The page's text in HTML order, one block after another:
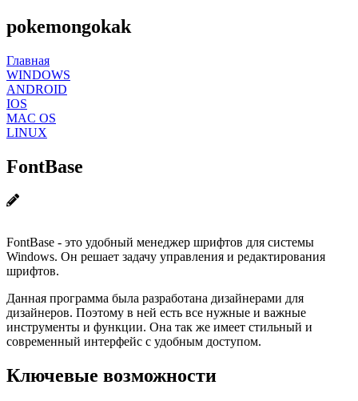
pokemongokak
Главная
WINDOWS
ANDROID
IOS
MAC OS
LINUX
FontBase
FontBase - это удобный менеджер шрифтов для системы
Windows. Он решает задачу управления и редактирования
шрифтов.
Данная программа была разработана дизайнерами для
дизайнеров. Поэтому в ней есть все нужные и важные
инструменты и функции. Она так же имеет стильный и
современный интерфейс с удобным доступом.
Ключевые возможности